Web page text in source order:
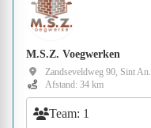
M.S.Z. Voegwerken
Zandseveldweg 90, Sint An...
Afstand: 34 km
Team: 1